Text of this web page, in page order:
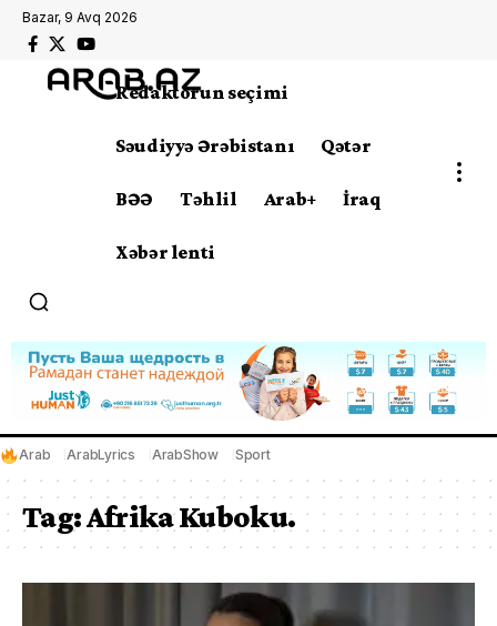
Bazar, 9 Avq 2026
Redaktorun seçimi
Səudiyyə Ərəbistanı Qətər
BƏƏ Təhlil Arab+ İraq
Xəbər lenti
Arab ArabLyrics ArabShow Sport
Tag:Afrika Kuboku.